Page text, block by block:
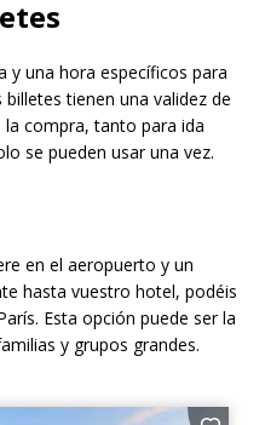
y una hora específicos para
tienen una validez de
compra, tanto para ida
se pueden usar una vez.
en el aeropuerto y un
hasta vuestro hotel, podéis
Esta opción puede ser la
y grupos grandes.